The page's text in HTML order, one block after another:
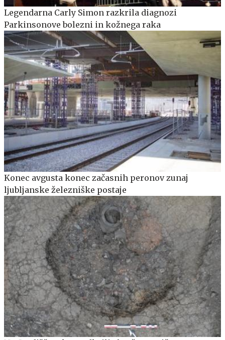
Legendarna Carly Simon razkrila diagnozi
Parkinsonove bolezni in kožnega raka
Konec avgusta konec začasnih peronov zunaj
ljubljanske železniške postaje